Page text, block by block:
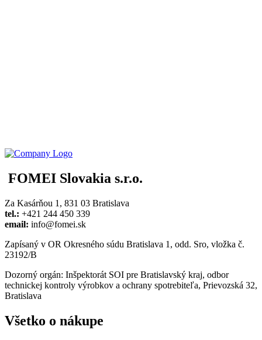
FOMEI Slovakia s.r.o.
Za Kasárňou 1, 831 03 Bratislava
tel.: +421 244 450 339
email: info@fomei.sk
Zapísaný v OR Okresného súdu Bratislava 1, odd. Sro, vložka č.
23192/B
Dozorný orgán: Inšpektorát SOI pre Bratislavský kraj, odbor
technickej kontroly výrobkov a ochrany spotrebiteľa, Prievozská 32,
Bratislava
Všetko o nákupe